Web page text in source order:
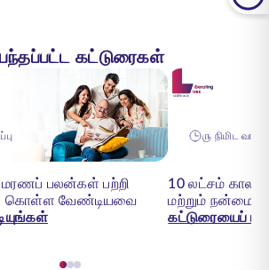
கட்டுரைகள்
மரணப் பலன்கள் பற்றி
கொள்ள வேண்டியவை
௫ நிமிட
10 லட்சம் காலக்
மற்றும்
கட்டுரையைப்